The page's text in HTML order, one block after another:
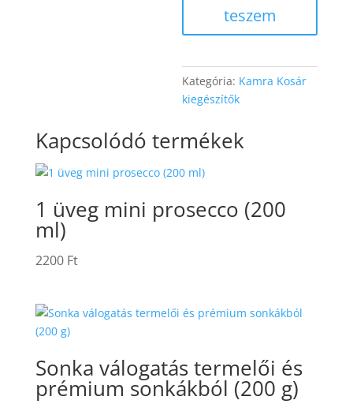
teszem
Kategória: Kamra Kosár
kiegészítők
Kapcsolódó termékek
1 üveg mini prosecco (200
ml)
2200 Ft
Sonka válogatás termelői és
prémium sonkákból (200 g)